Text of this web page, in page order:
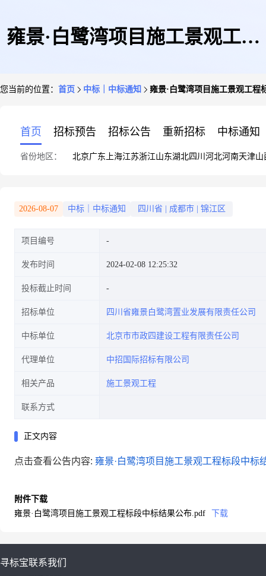
雍景·白鹭湾项目施工景观工程
您当前的位置： 首页 中标｜中标通知 雍景·白鹭湾项目施工景观工程
首页 招标预告 招标公告 重新招标 中标通知
省份地区： 北京广东 上海江苏浙江山东湖北四川 河北河南天津山
2026-08-07 中标｜中标通知 四川省 成都市 锦江区
项目编号
发布时间 2024-02-08 12:25:32
投标截止时间
招标单位 四川省雍景白鹭湾置业发展有限责任公司
中标单位 北京市市政四建设工程有限责任公司
代理单位 中招国际招标有限公司
相关产品 施工景观工程
联系方式
正文内容
点击查看公告内容: 雍景·白鹭湾项目施工景观工程标段中标
附件下载
雍景·白鹭湾项目施工景观工程标段中标结果公布.pdf
下载
寻标宝联系我们